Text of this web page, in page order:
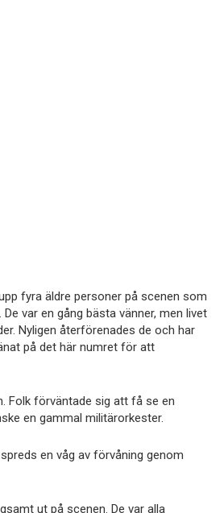
fyra äldre personer på scenen som
var en gång bästa vänner, men livet
Nyligen återförenades de och har
på det här numret för att
Folk förväntade sig att få se en
en gammal militärorkester.
en våg av förvåning genom
ut på scenen. De var alla